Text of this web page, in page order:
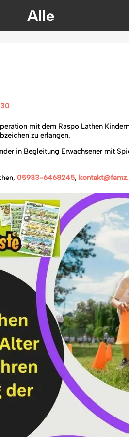
Alle
mit dem Raspo Lathen
zu erlangen.
in Begleitung Erwachsener mit
05933-6468245,